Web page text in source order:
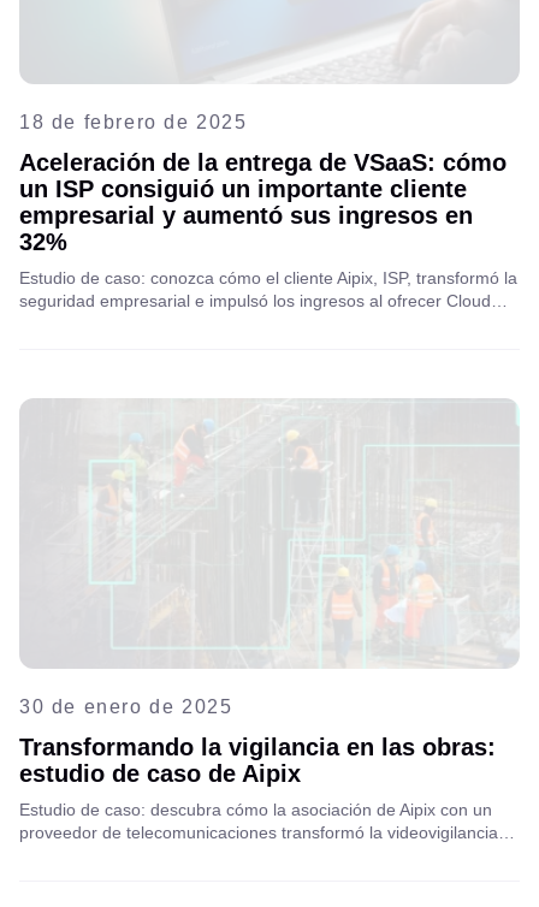
18 de febrero de 2025
Aceleración de la entrega de VSaaS: cómo
un ISP consiguió un importante cliente
empresarial y aumentó sus ingresos en
32%
Estudio de caso: conozca cómo el cliente Aipix, ISP, transformó la
seguridad empresarial e impulsó los ingresos al ofrecer Cloud
30 de enero de 2025
Transformando la vigilancia en las obras:
estudio de caso de Aipix
Estudio de caso: descubra cómo la asociación de Aipix con un
proveedor de telecomunicaciones transformó la videovigilancia